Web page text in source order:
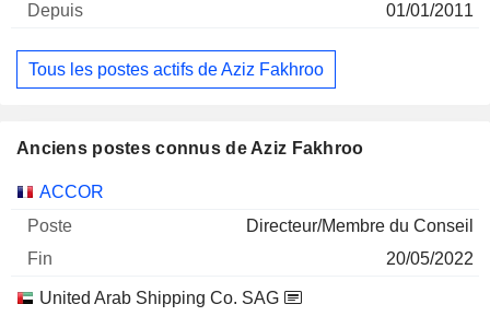
01/01/2011
Tous les postes actifs de Aziz Fakhroo
Anciens postes connus de Aziz Fakhroo
Sociétés Poste
ACCOR
Directeur/Membre du Conseil
20/05/2022
United Arab Shipping Co. SAG